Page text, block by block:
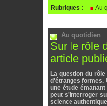
Rubriques : Au
Au quotidien
Sur le rôle
article
La question du
d'étranges formes.
une étude
peut s'interroger
science